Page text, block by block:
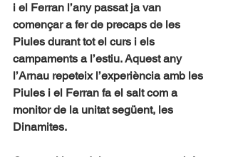
i el Ferran l’any passat ja van
començar a fer de precaps de les
Piules durant tot el curs i els
campaments a l’estiu. Aquest any
l’Arnau repeteix l’experiència amb les
Piules i el Ferran fa el salt com a
monitor de la unitat següent, les
Dinamites.